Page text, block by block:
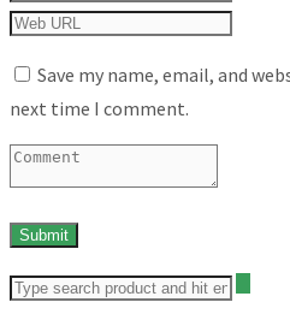
Save my name, email, and
next time I comment.